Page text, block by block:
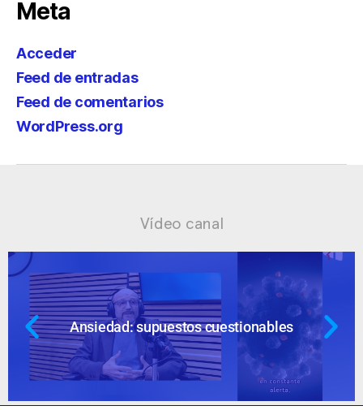
Meta
Acceder
Feed de entradas
Feed de comentarios
WordPress.org
Vídeo canal
Ansiedad: supuestos cuestionables